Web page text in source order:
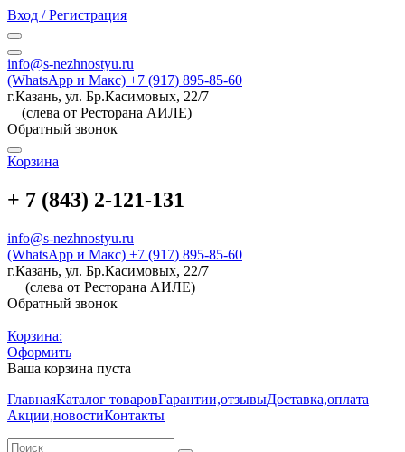
Вход / Регистрация
info@s-nezhnostyu.ru
(WhatsApp и Макс) +7 (917) 895-85-60
г.Казань, ул. Бр.Касимовых, 22/7
(слева от Ресторана АИЛЕ)
Обратный звонок
Корзина
+ 7 (843) 2-121-131
info@s-nezhnostyu.ru
(WhatsApp и Макс) +7 (917) 895-85-60
г.Казань, ул. Бр.Касимовых, 22/7
(слева от Ресторана АИЛЕ)
Обратный звонок
Корзина:
Оформить
Ваша корзина пуста
ГлавнаяКаталог товаровГарантии,отзывыДоставка,оплата
Акции,новостиКонтакты